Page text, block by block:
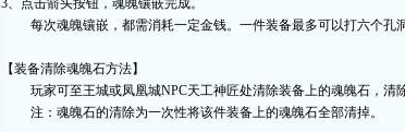
3、点击箭头按钮，魂魄镶嵌完成。
每次魂魄镶嵌，都需消耗一定金钱。一件装备最多可以打六个孔洞
【装备清除魂魄石方法】
玩家可至王城或凤凰城NPC天工神匠处清除装备上的魂魄石，清除
注：魂魄石的清除为一次性将该件装备上的魂魄石全部清掉。